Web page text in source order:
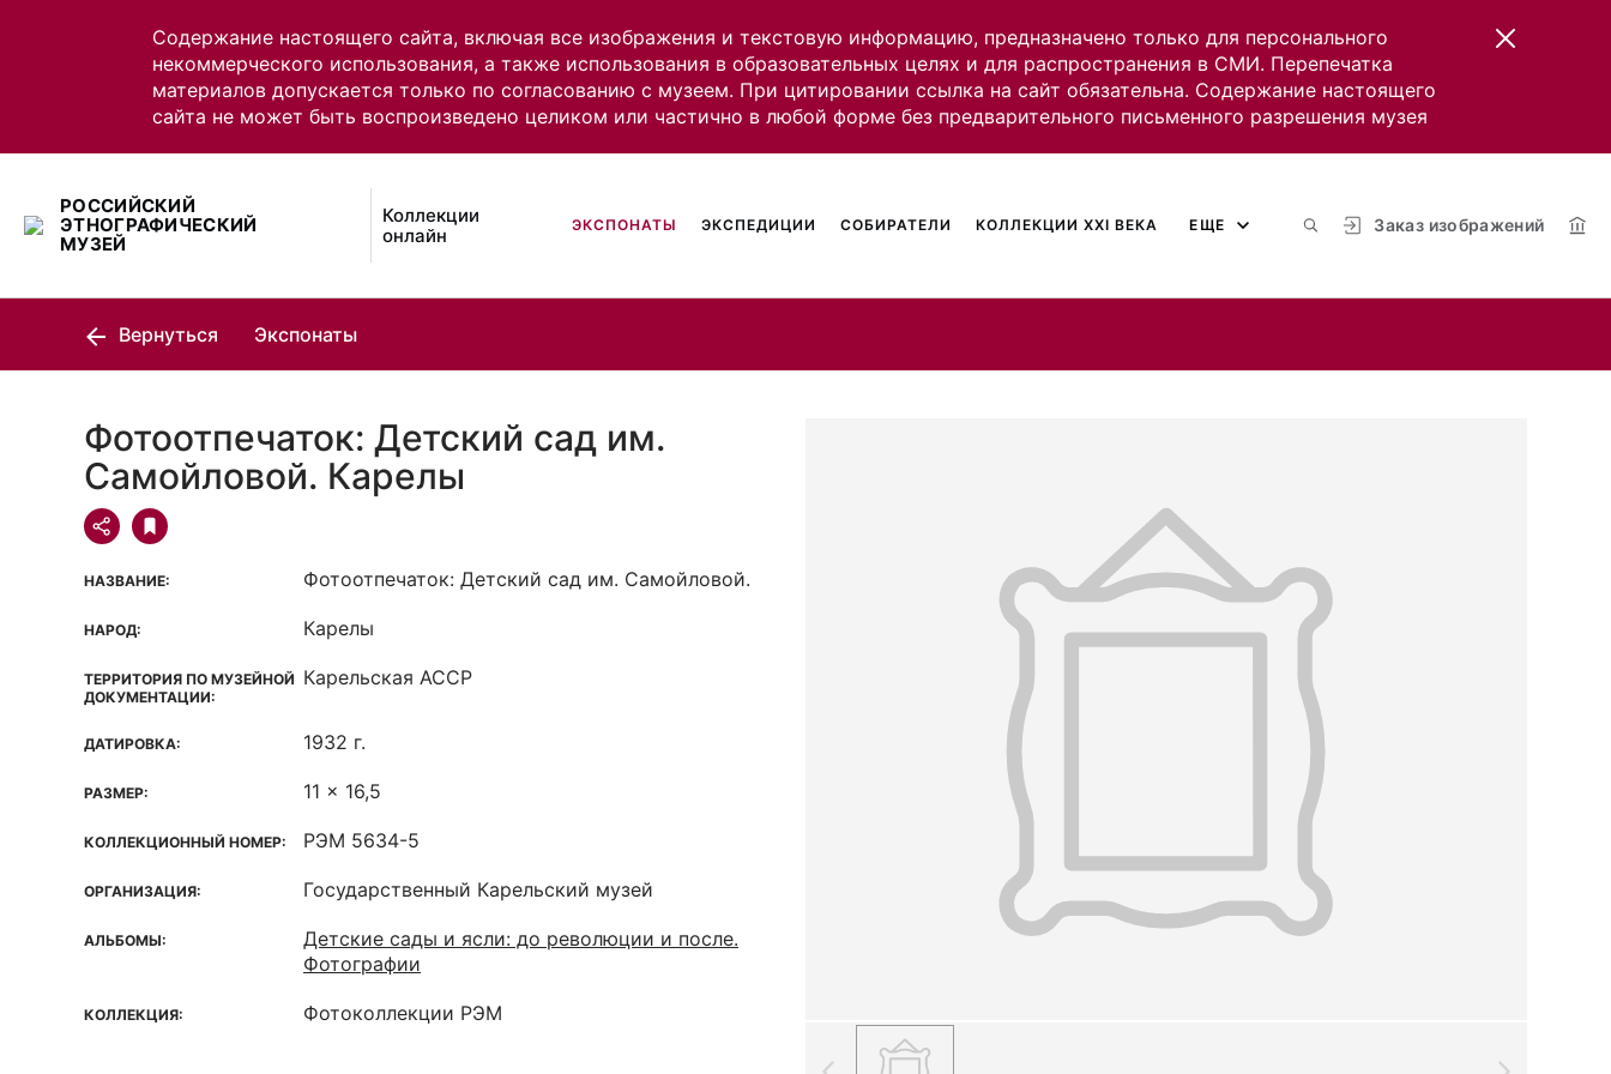
Содержание настоящего сайта, включая все изображения и текстовую информацию, предназначено только для персонального
некоммерческого использования, а также использования в образовательных целях и для распространения в СМИ. Перепечатка
материалов допускается только по согласованию с музеем. При цитировании ссылка на сайт обязательна. Содержание настоящего
сайта не может быть воспроизведено целиком или частично в любой форме без предварительного письменного разрешения музея
РОССИЙСКИЙ
ЭТНОГРАФИЧЕСКИЙ
МУЗЕЙ
Коллекции
онлайн
Заказ изображений
ЭКСПОНАТЫ ЭКСПЕДИЦИИ СОБИРАТЕЛИ КОЛЛЕКЦИИ XXI ВЕКА ЕЩЕ
Вернуться Экспонаты
Фотоотпечаток: Детский сад им.
Самойловой. Карелы
НАЗВАНИЕ: Фотоотпечаток: Детский сад им. Самойловой.
НАРОД: Карелы
ТЕРРИТОРИЯ ПО МУЗЕЙНОЙ
ДОКУМЕНТАЦИИ:
Карельская ACCP
ДАТИРОВКА: 1932 г.
РАЗМЕР: 11 x 16,5
КОЛЛЕКЦИОННЫЙ НОМЕР: РЭМ 5634-5
ОРГАНИЗАЦИЯ: Государственный Карельский музей
АЛЬБОМЫ:
Детские сады и ясли: до революции и после.
Фотографии
КОЛЛЕКЦИЯ: Фотоколлекции РЭМ